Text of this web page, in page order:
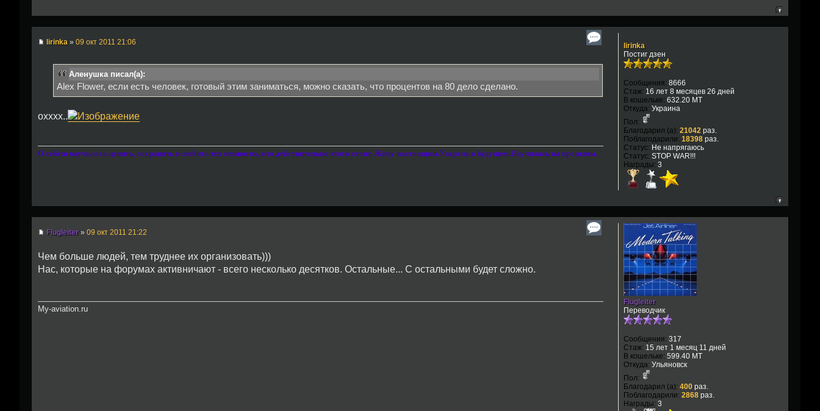
lirinka » 09 окт 2011 21:06
Аленушка писал(а):
Alex Flower, если есть человек, готовый этим заниматься, можно сказать, что процентов на 80 дело сделано.
охххх..
О себе:я научилась ценить, сохранять и любить тех немногих, кто действительно этого стоит. Живу настоящим.Уверена в будущем.Научилась на прошлом.
lirinka
Постиг дзен
Сообщения: 8666
Стаж: 16 лет 8 месяцев 26 дней
В кошельке: 632.20 MT
Откуда: Украина
Пол:
Благодарил (а): 21042раз.
Поблагодарили: 18398раз.
Статус: Не напрягаюсь
Статус: STOP WAR!!!
Награды: 3
Flugleiter » 09 окт 2011 21:22
Чем больше людей, тем труднее их организовать)))
Нас, которые на форумах активничают - всего несколько десятков. Остальные... С остальными будет сложно.
My-aviation.ru
Flugleiter
Переводчик
Сообщения: 317
Стаж: 15 лет 1 месяц 11 дней
В кошельке: 599.40 MT
Откуда: Ульяновск
Пол:
Благодарил (а): 400раз.
Поблагодарили: 2868раз.
Награды: 3